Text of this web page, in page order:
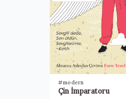
#modern
Çin İmparatoru